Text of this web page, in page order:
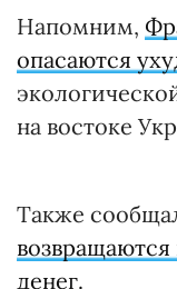
Напомним,
опасаются
на востоке
Также
денег.